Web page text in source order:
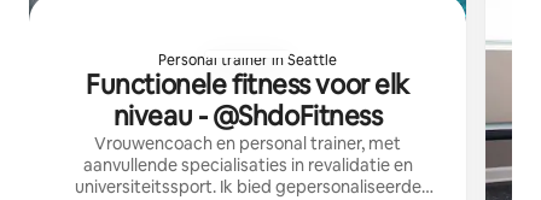
Personal trainer in Seattle
Functionele fitness voor elk
niveau - @ShdoFitness
Vrouwencoach en personal trainer, met
aanvullende specialisaties in revalidatie en
universiteitssport. Ik bied gepersonaliseerde